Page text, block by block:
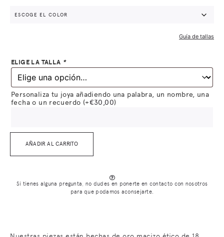
Guía de tallas
ELIGE LA TALLA *
Personaliza tu joya añadiendo una palabra, un nombre, una
fecha o un recuerdo (+€30,00)
AÑADIR AL CARRITO
Si tienes alguna pregunta, no dudes en ponerte en contacto con nosotros
para que podamos aconsejarte.